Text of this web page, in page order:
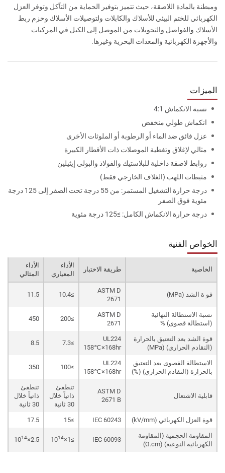
ومبطنة بالمادة اللاصقة، حيث تتميز بتوفير الحماية من التآكل وتوفر العزل
الكهربائي للختم البيئي للأسلاك والكابلات ولتوصيلات الأسلاك وحزم ربط
الأسلاك والفواصل والتحويلات من الموصل إلى الكبل في المركبات
والأجهزة الكهربائية والمعدات البحرية وغيرها.
الميزات
نسبة الانكماش 4:1
انكماش طولي منخفض
عزل فائق ضد الماء أو الرطوبة أو الملوثات الأخرى
مثالي لإغلاق وتغطية الموصلات ذات الأقطار الكبيرة
روابط لاصقة داخلية للبلاستيك والفولاذ والبولي إيثيلين
مثبطات اللهب (الغلاف الخارجي فقط)
درجة حرارة التشغيل المستمر: من 55 درجة تحت الصفر إلى 125 درجة
مئوية فوق الصفر
درجة حرارة الانكماش الكامل: ≥125 درجة مئوية
الخواص الفنية
الخاصية طريقة الاختبار
الأداء
المعياري
الأداء
المثالي
قو ة الشد (MPa)
ASTM D
2671
≥10.4
11.5
نسبة الاستطالة النهائية
(استطالة قصوى) %
ASTM D
2671
≥200
450
قوة الشد بعد التعتيق بالحرارة
(التقادم الحراري) (MPa)
UL224
158℃×168hr
≥7.3
8.5
الاستطالة القصوى بعد التعتيق
بالحرارة (التقادم الحراري) (%)
UL224
158℃×168hr
≥100
350
قابلية الاشتعال
ASTM D
2671 B
تنطفئ
ذاتياً خلال
30 ثانية
تنطفئ
ذاتياً خلال
30 ثانية
قوة العزل الكهربائي (kV/mm) IEC 60243
≥15
17.5
المقاومة الحجمية (المقاومة
الكهربائية النوعية) (Ω.cm)
IEC 60093
≥1×10
14
2.5×10
14